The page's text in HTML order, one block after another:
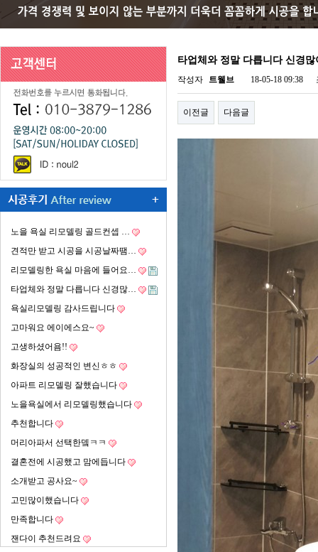
노을 욕실 리모델링 골드컨셉 …
견적만 받고 시공을 시공날짜땜…
리모델링한 욕실 마음에 들어요…
타업체와 정말 다릅니다 신경많…
욕실리모델링 감사드립니다
고마워요 에이에스요~
고생하셨어욤!!
화장실의 성공적인 변신ㅎㅎ
아파트 리모델링 잘했습니다
노을욕실에서 리모델링했습니다
추천합니다
머리아파서 선택한뎈ㅋㅋ
결혼전에 시공했고 맘에듭니다
소개받고 공사요~
고민많이했습니다
만족합니다
잰다이 추천드려요
타업체와 정말 다릅니다 신경
작성자 트웰브 18-05-18 09:38
이전글 다음글